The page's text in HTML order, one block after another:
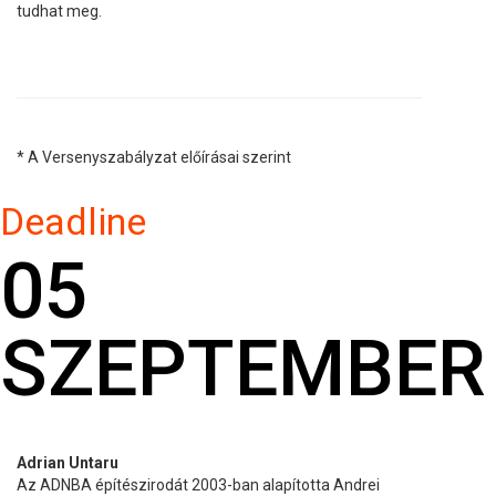
tudhat meg.
* A Versenyszabályzat előírásai szerint
Deadline
05
SZEPTEMBER
Adrian Untaru
Az ADNBA építészirodát 2003-ban alapította Andrei